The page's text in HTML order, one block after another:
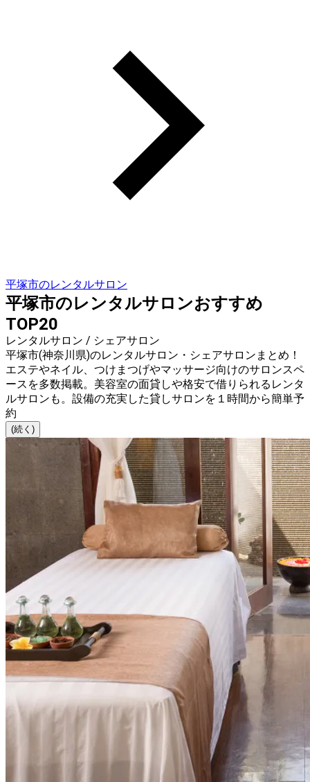
平塚市のレンタルサロン
平塚市のレンタルサロンおすすめ
TOP20
レンタルサロン / シェアサロン
平塚市(神奈川県)のレンタルサロン・シェアサロンまとめ！
エステやネイル、つけまつげやマッサージ向けのサロンスペ
ースを多数掲載。美容室の面貸しや格安で借りられるレンタ
ルサロンも。設備の充実した貸しサロンを１時間から簡単予
約
(続く)